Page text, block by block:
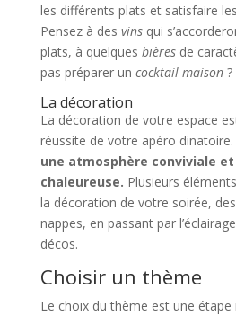
les différents plats et satisfaire
Pensez à des vins qui
plats, à quelques bières de
pas préparer un cocktail maison?
La décoration
La décoration de votre espace
réussite de votre apéro
une atmosphère conviviale et
chaleureuse. Plusieurs
la décoration de votre soirée,
nappes, en passant par
décos.
Choisir un thème
Le choix du thème est une